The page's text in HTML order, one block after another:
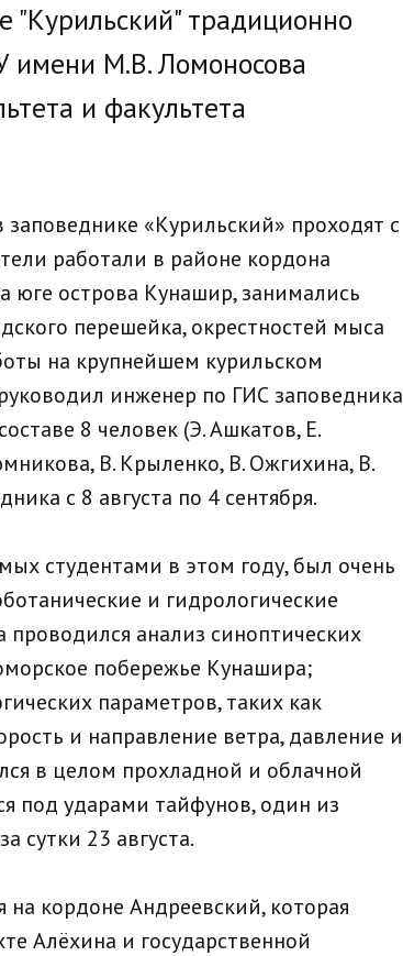
"Курильский" традиционно
имени М.В. Ломоносова
и факультета
«Курильский» проходят с
работали в районе кордона
юге острова Кунашир, занимались
перешейка, окрестностей мыса
на крупнейшем курильском
инженер по ГИС заповедника
8 человек (Э. Ашкатов, Е.
В. Крыленко, В. Ожгихина, В.
с 8 августа по 4 сентября.
студентами в этом году, был очень
и гидрологические
проводился анализ синоптических
побережье Кунашира;
параметров, таких как
и направление ветра, давление и
в целом прохладной и облачной
под ударами тайфунов, один из
сутки 23 августа.
на кордоне Андреевский, которая
Алёхина и государственной